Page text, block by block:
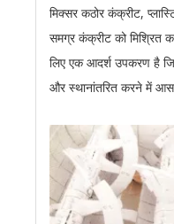
मिक्सर कठोर कंक्रीट,
समग्र कंक्रीट को मिश्रित
लिए एक आदर्श उपकरण है
और स्थानांतरित करने में